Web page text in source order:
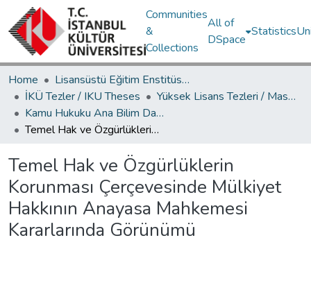
Communities
&
Collections
All of
DSpace
Statistics
Home
Lisansüstü Eğitim Enstitüsü / Postgraduate Education Institute
İKÜ Tezler / IKU Theses
Yüksek Lisans Tezleri / Master's Theses
Kamu Hukuku Ana Bilim Dalı / Department of Public Law
Temel Hak ve Özgürlüklerin Korunması Çerçevesinde Mülkiyet Hakkının Anayasa Mahkemesi Kararlarında Görünümü
Temel Hak ve Özgürlüklerin
Korunması Çerçevesinde Mülkiyet
Hakkının Anayasa Mahkemesi
Kararlarında Görünümü